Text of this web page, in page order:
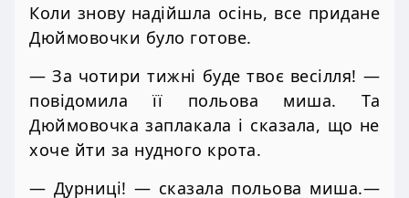
Коли знову надійшла осінь, все придане
Дюймовочки було готове.
— За чотири тижні буде твоє весілля! —
повідомила її польова миша. Та
Дюймовочка заплакала і сказала, що не
хоче йти за нудного крота.
— Дурниці! — сказала польова миша.—